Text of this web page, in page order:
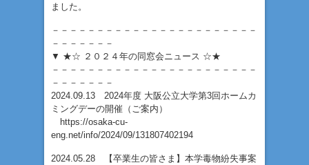
ました。
－－－－－－－－－－－－－－－－－－－－－－－
－－－－－－－
▼ ★☆ ２０２４年の同窓会ニュース ☆★
－－－－－－－－－－－－－－－－－－－－－－－
－－－－－－－
2024.09.13 2024年度 大阪公立大学第3回ホームカ
ミングデーの開催（ご案内）
https://osaka-cu-
eng.net/info/2024/09/131807402194
2024.05.28 【卒業生の皆さま】本学毒物紛失事案